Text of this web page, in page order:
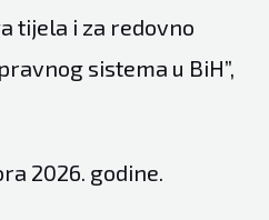
tijela i za redovno
sistema u BiH”,
2026. godine.